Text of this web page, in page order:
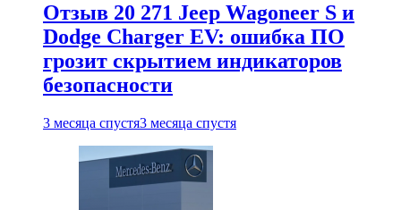
Отзыв 20 271 Jeep Wagoneer S и
Dodge Charger EV: ошибка ПО
грозит скрытием индикаторов
безопасности
3 месяца спустя3 месяца спустя